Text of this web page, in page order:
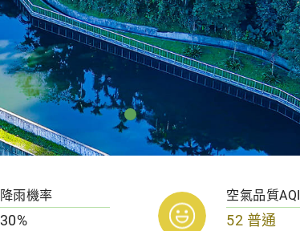
降雨機率
30%
空氣品質AQI
52 普通